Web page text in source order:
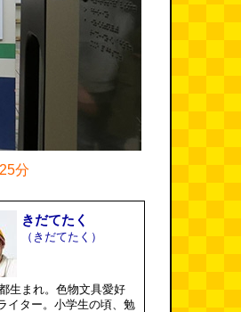
分
きだてたく
（きだてたく）
生まれ。色物文具愛好
イター。小学生の頃、勉